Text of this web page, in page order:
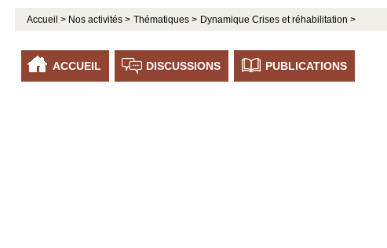
Accueil > Nos activités > Thématiques > Dynamique Crises et réhabilitation >
ACCUEIL DISCUSSIONS PUBLICATIONS